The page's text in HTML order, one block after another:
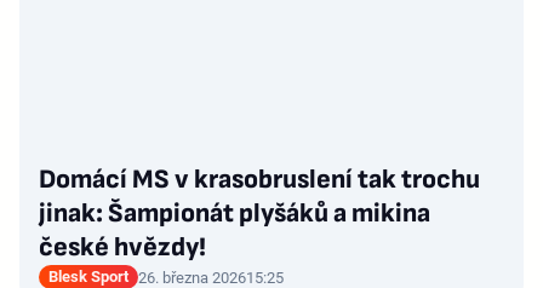
Domácí MS v krasobruslení tak trochu
jinak: Šampionát plyšáků a mikina
české hvězdy!
Blesk Sport 26. března 202615:25